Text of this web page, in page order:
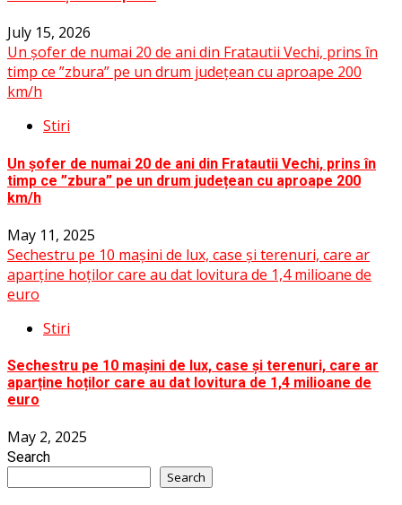
July 15, 2026
Un șofer de numai 20 de ani din Fratautii Vechi, prins în
timp ce ”zbura” pe un drum județean cu aproape 200
km/h
Stiri
Un șofer de numai 20 de ani din Fratautii Vechi, prins în
timp ce ”zbura” pe un drum județean cu aproape 200
km/h
May 11, 2025
Sechestru pe 10 mașini de lux, case și terenuri, care ar
aparține hoților care au dat lovitura de 1,4 milioane de
euro
Stiri
Sechestru pe 10 mașini de lux, case și terenuri, care ar
aparține hoților care au dat lovitura de 1,4 milioane de
euro
May 2, 2025
Search
Search